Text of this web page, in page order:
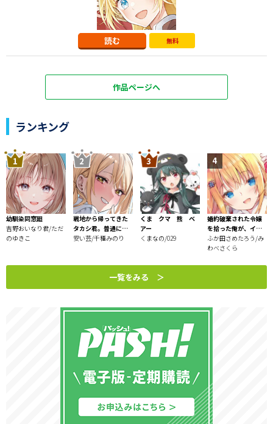
読む 無料
作品ページへ
ランキング
幼馴染同窓廻
吉野おいなり君/ただ
のゆきこ
戦地から帰ってきた
タカシ君。普通に高
校生活を送りたい
安い芸/千種みのり
くま クマ 熊 ベ
アー
くまなの/029
婚約破棄された令嬢
を拾った俺が、イケ
ナイことを教え込む
～美味しいものを食
させて、世界一幸せ
ふか田さめたろう/み
わべさくら
一覧をみる ＞